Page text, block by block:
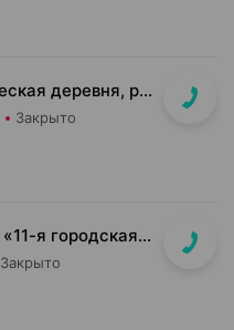
ул. Чюрлёниса, д. 1 (Студенческая деревня, рядом с г-том "Алми").
Закрыто
ул. Великоморская, д. 36 (УЗ «11-я городская п-ка»)
Закрыто